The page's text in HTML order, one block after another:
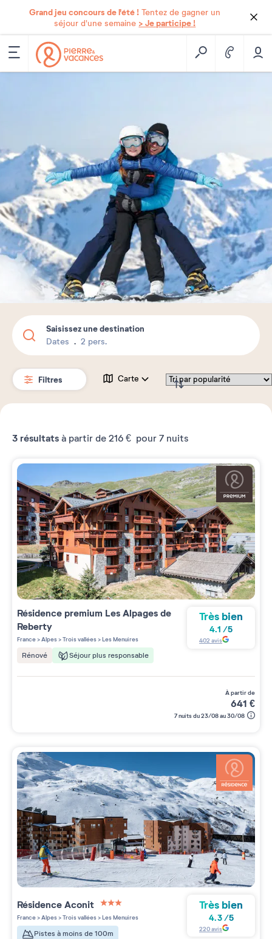
Grand jeu concours de l'été ! Tentez de gagner un
séjour d'une semaine > Je participe !
Saisissez une destination
Dates 2 pers.
Filtres Carte
3 résultats à partir de 216 € pour 7 nuits
Résidence premium Les Alpages de
Reberty
France>Alpes>Trois vallées>Les Menuires
Rénové Séjour plus responsable
Très bien
4.1 /5
402 avis
à partir de
641 €
7 nuits du 23/08 au 30/08
RésidenceAconit
3 étoiles sur 5
France>Alpes>Trois vallées>Les Menuires
Pistes à moins de 100m
Très bien
4.3 /5
220avis